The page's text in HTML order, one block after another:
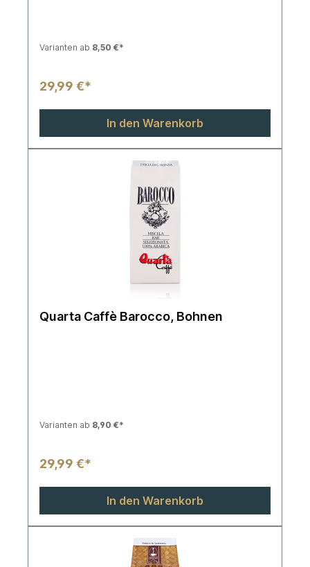
Varianten ab 8,50 €*
29,99 €*
In den Warenkorb
Quarta Caffè Barocco, Bohnen
Varianten ab 8,90 €*
29,99 €*
In den Warenkorb